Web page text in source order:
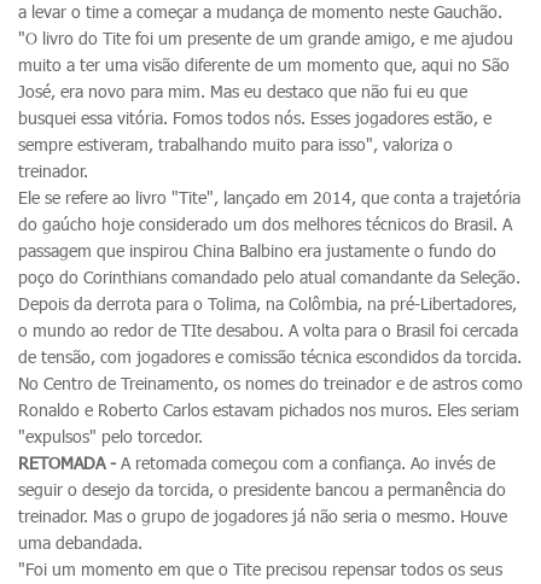
a levar o time a começar a mudança de momento neste Gauchão.
"O livro do Tite foi um presente de um grande amigo, e me ajudou
muito a ter uma visão diferente de um momento que, aqui no São
José, era novo para mim. Mas eu destaco que não fui eu que
busquei essa vitória. Fomos todos nós. Esses jogadores estão, e
sempre estiveram, trabalhando muito para isso", valoriza o
treinador.
Ele se refere ao livro "Tite", lançado em 2014, que conta a trajetória
do gaúcho hoje considerado um dos melhores técnicos do Brasil. A
passagem que inspirou China Balbino era justamente o fundo do
poço do Corinthians comandado pelo atual comandante da Seleção.
Depois da derrota para o Tolima, na Colômbia, na pré-Libertadores,
o mundo ao redor de TIte desabou. A volta para o Brasil foi cercada
de tensão, com jogadores e comissão técnica escondidos da torcida.
No Centro de Treinamento, os nomes do treinador e de astros como
Ronaldo e Roberto Carlos estavam pichados nos muros. Eles seriam
"expulsos" pelo torcedor.
RETOMADA - A retomada começou com a confiança. Ao invés de
seguir o desejo da torcida, o presidente bancou a permanência do
treinador. Mas o grupo de jogadores já não seria o mesmo. Houve
uma debandada.
"Foi um momento em que o Tite precisou repensar todos os seus